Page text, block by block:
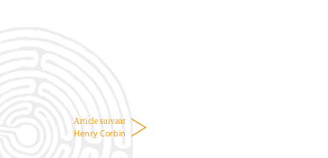
Article suivant
Henry Corbin